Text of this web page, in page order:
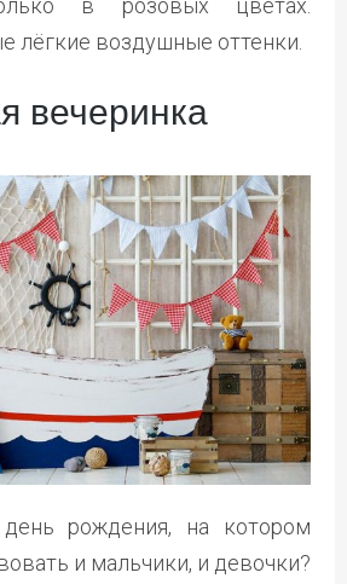
в розовых цветах.
лёгкие воздушные оттенки.
вечеринка
рождения, на котором
и мальчики, и девочки?